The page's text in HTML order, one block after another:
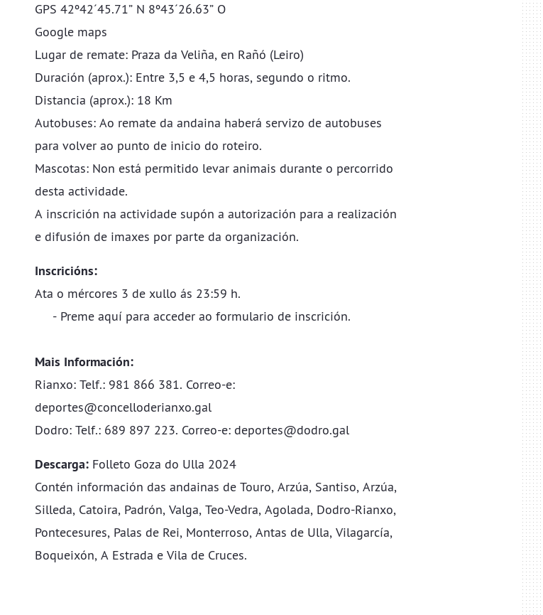
GPS 42º42´45.71” N 8º43´26.63” O
Google maps
​​​​​​​Lugar de remate: Praza da Veliña, en Rañó (Leiro)
Duración (aprox.): Entre 3,5 e 4,5 horas, segundo o ritmo.
Distancia (aprox.): 18 Km
​​​​​​​Autobuses: Ao remate da andaina haberá servizo de autobuses
para volver ao punto de inicio do roteiro.
​​​​​​​Mascotas: Non está permitido levar animais durante o percorrido
desta actividade.
​​​​​​​A inscrición na actividade supón a autorización para a realización
e difusión de imaxes por parte da organización.
Inscricións:
Ata o mércores 3 de xullo ás 23:59 h.
​​​​​​​ - Preme aquí para acceder ao formulario de inscrición.
Mais ​​​​​Información:
Rianxo: ​​​​​​​Telf.: 981 866 381. Correo-e:
deportes@concelloderianxo.gal
​​​​​​​Dodro: Telf.: 689 897 223. Correo-e: deportes@dodro.gal
Descarga:Folleto Goza do Ulla 2024
​​​​​​​Contén información das andainas de Touro, Arzúa, Santiso, Arzúa,
Silleda, Catoira, Padrón, Valga, Teo-Vedra, Agolada, Dodro-Rianxo,
Pontecesures, Palas de Rei, Monterroso, Antas de Ulla, Vilagarcía,
Boqueixón, A Estrada e Vila de Cruces.